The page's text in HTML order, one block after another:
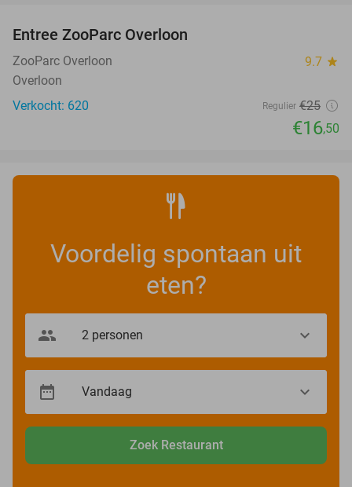
TODAY
Entree ZooParc Overloon
ZooParc Overloon 9.7 star
Overloon
Verkocht: 620
Regulier €25
€16,50
Voordelig spontaan uit
eten?
Zoek Restaurant